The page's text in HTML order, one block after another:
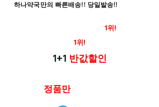
하나약국만의 빠른배송!! 당일발송!!
1위!
1위!
1+1 반값할인
정품만